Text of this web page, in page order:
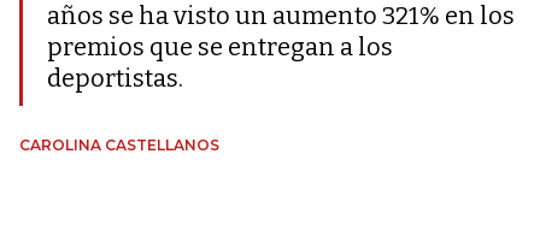
años se ha visto un aumento 321% en los
premios que se entregan a los
deportistas.
CAROLINA CASTELLANOS